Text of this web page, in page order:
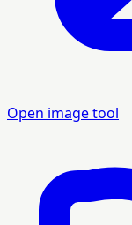
Open image tool